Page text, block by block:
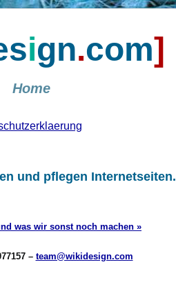
sign.com]
Home
und pflegen Internetseiten.
was wir sonst noch machen »
– team@wikidesign.com